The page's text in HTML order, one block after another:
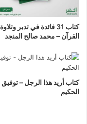
كتاب 31 فائدة في تدبر وتلاوة
القرآن – محمد صالح المنجد
كتاب أريد هذا الرجل – توفيق
الحكيم